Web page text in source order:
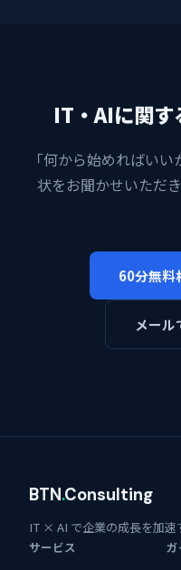
IT・AIに関す
「何から始めればい
状をお聞かせいただ
60分無
メール
BTN.Consulting
IT × AI で企業の成長を加速
サービス ガ